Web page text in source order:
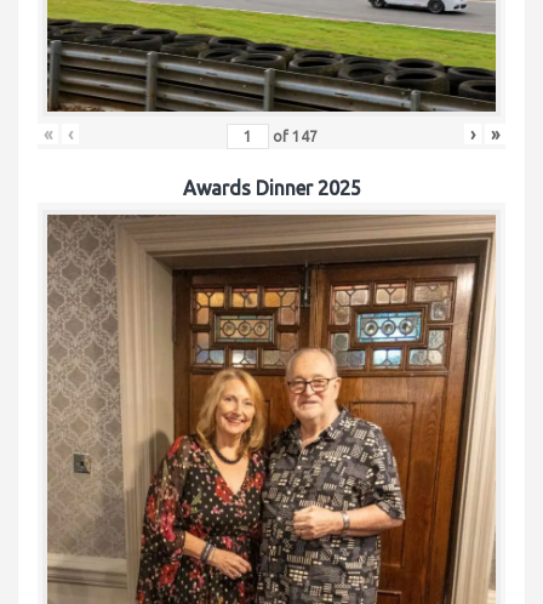
« ‹ of 147 › »
Awards Dinner 2025